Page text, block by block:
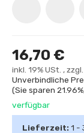
16,70 €
inkl. 19% USt. , zzgl.
Unverbindliche
(Sie sparen 21.96%
verfügbar
Lieferzeit: 1 -